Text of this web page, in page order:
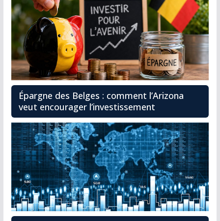
Épargne des Belges : comment l’Arizona
veut encourager l’investissement